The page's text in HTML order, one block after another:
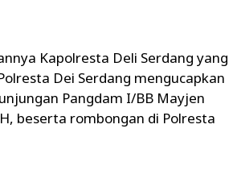
Kapolresta Deli Serdang yang
Dei Serdang mengucapkan
Pangdam I/BB Mayjen
beserta rombongan di Polresta